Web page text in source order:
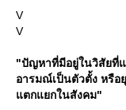
V
V
"ปัญหาที่มีอยู่ในวิสัยที่แ
อารมณ์เป็นตัวตั้ง หรือ
ตกแยกในสังคม"